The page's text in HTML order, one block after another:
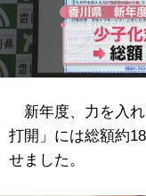
新年度、力を入
打開」には総額約
せました。